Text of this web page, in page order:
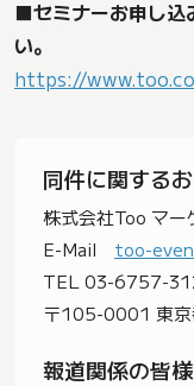
■セミナーお申し込
い。
https://
同件に関する
株式会社Too マー
E-Mail too-
TEL 03-6757-
〒105-0001 東
報道関係の皆